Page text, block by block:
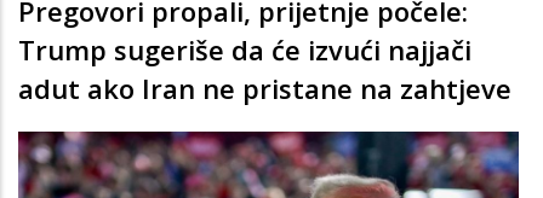
Pregovori propali, prijetnje počele:
Trump sugeriše da će izvući najjači
adut ako Iran ne pristane na zahtjeve